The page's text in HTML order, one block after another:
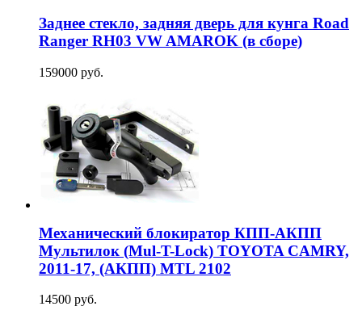
Заднее стекло, задняя дверь для кунга Road
Ranger RH03 VW AMAROK (в сборе)
159000 руб.
Механический блокиратор КПП-АКПП
Мультилок (Mul-T-Lock) TOYOTA CAMRY,
2011-17, (АКПП) MTL 2102
14500 руб.